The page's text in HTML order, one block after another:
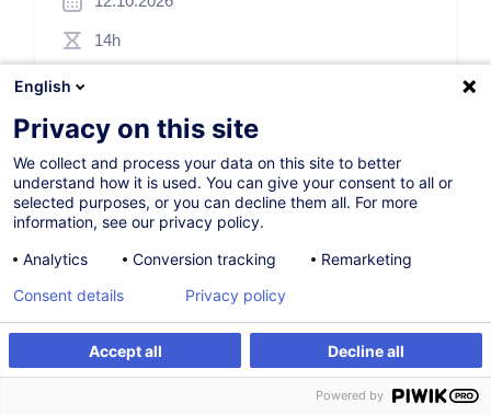
S'inscrire Formation sur mesure
14h
Cours du jour
French / Français
002275
S'inscrire
Formation sur mesure
English
Privacy on this site
We collect and process your data on this site to better
understand how it is used. You can give your consent to all or
selected purposes, or you can decline them all. For more
information, see our privacy policy.
Analytics
Conversion tracking Remarketing
Accept all Decline all
Consent details Privacy policy
Powered by